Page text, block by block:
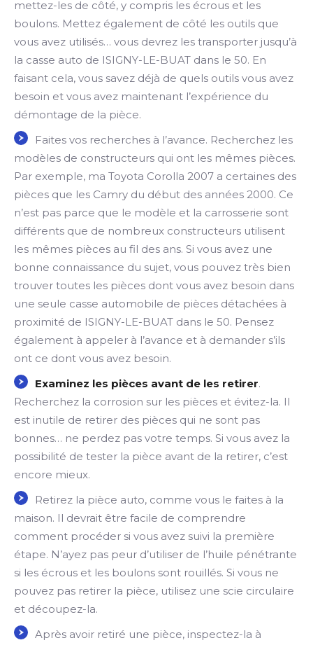
mettez-les de côté, y compris les écrous et les
boulons. Mettez également de côté les outils que
vous avez utilisés… vous devrez les transporter jusqu’à
la casse auto de ISIGNY-LE-BUAT dans le 50. En
faisant cela, vous savez déjà de quels outils vous avez
besoin et vous avez maintenant l’expérience du
démontage de la pièce.
Faites vos recherches à l’avance. Recherchez les
modèles de constructeurs qui ont les mêmes pièces.
Par exemple, ma Toyota Corolla 2007 a certaines des
pièces que les Camry du début des années 2000. Ce
n’est pas parce que le modèle et la carrosserie sont
différents que de nombreux constructeurs utilisent
les mêmes pièces au fil des ans. Si vous avez une
bonne connaissance du sujet, vous pouvez très bien
trouver toutes les pièces dont vous avez besoin dans
une seule casse automobile de pièces détachées à
proximité de ISIGNY-LE-BUAT dans le 50. Pensez
également à appeler à l’avance et à demander s’ils
ont ce dont vous avez besoin.
Examinez les pièces avant de les retirer.
Recherchez la corrosion sur les pièces et évitez-la. Il
est inutile de retirer des pièces qui ne sont pas
bonnes… ne perdez pas votre temps. Si vous avez la
possibilité de tester la pièce avant de la retirer, c’est
encore mieux.
Retirez la pièce auto, comme vous le faites à la
maison. Il devrait être facile de comprendre
comment procéder si vous avez suivi la première
étape. N’ayez pas peur d’utiliser de l’huile pénétrante
si les écrous et les boulons sont rouillés. Si vous ne
pouvez pas retirer la pièce, utilisez une scie circulaire
et découpez-la.
Après avoir retiré une pièce, inspectez-la à